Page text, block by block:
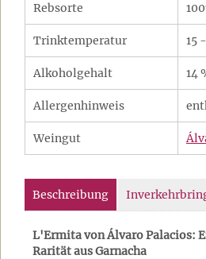
Rebsorte
Trinktemperatur 15
Alkoholgehalt 14
Allergenhinweis
Weingut
Beschreibung
L'Ermita von Álvaro Palacios:
Rarität aus Garnacha